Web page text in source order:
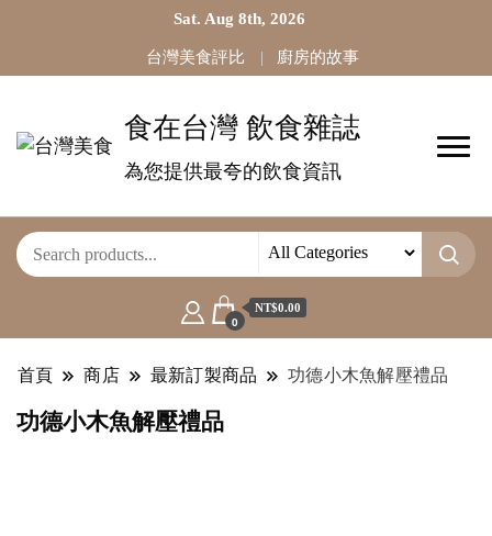
Sat. Aug 8th, 2026
台灣美食評比 廚房的故事
食在台灣 飲食雜誌
為您提供最夸的飲食資訊
0
NT$0.00
首頁 商店 最新訂製商品 功德小木魚解壓禮品
功德小木魚解壓禮品